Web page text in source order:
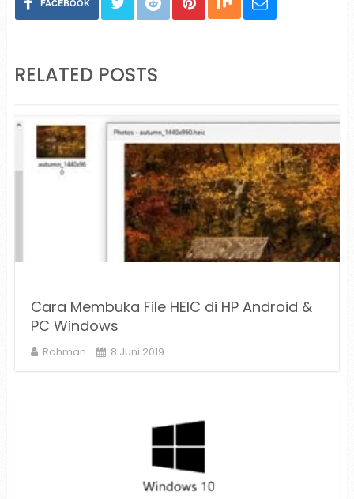
FACEBOOK
RELATED POSTS
Cara Membuka File HEIC di HP Android &
PC Windows
Rohman 8 Juni 2019